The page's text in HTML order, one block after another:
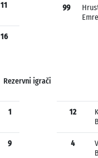
11
16
99
Emre
Rezervni igrači
1
9
12
4